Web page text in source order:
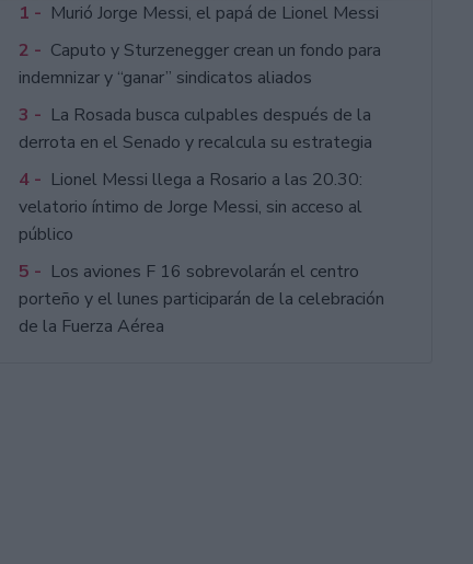
1 - Murió Jorge Messi, el papá de Lionel Messi
2 - Caputo y Sturzenegger crean un fondo para
indemnizar y “ganar” sindicatos aliados
3 - La Rosada busca culpables después de la
derrota en el Senado y recalcula su estrategia
4 - Lionel Messi llega a Rosario a las 20.30:
velatorio íntimo de Jorge Messi, sin acceso al
público
5 - Los aviones F 16 sobrevolarán el centro
porteño y el lunes participarán de la celebración
de la Fuerza Aérea